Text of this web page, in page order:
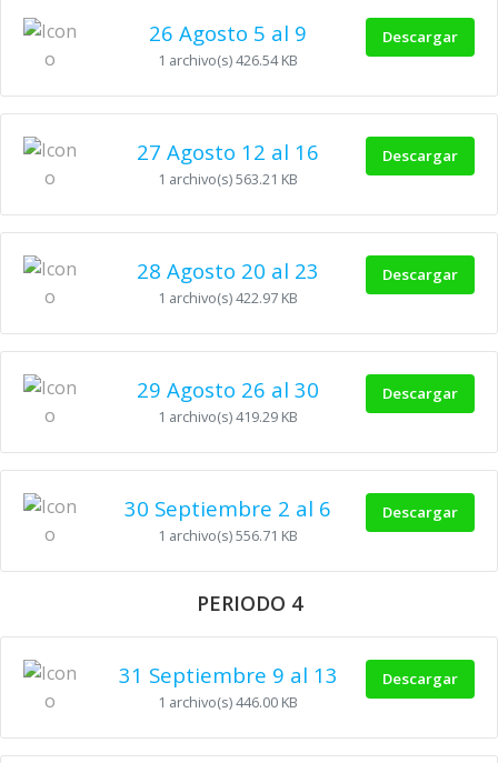
26 Agosto 5 al 9
1 archivo(s)426.54 KB
Descargar
27 Agosto 12 al 16
1 archivo(s)563.21 KB
Descargar
28 Agosto 20 al 23
1 archivo(s)422.97 KB
Descargar
29 Agosto 26 al 30
1 archivo(s)419.29 KB
Descargar
30 Septiembre 2 al 6
1 archivo(s)556.71 KB
Descargar
PERIODO 4
31 Septiembre 9 al 13
1 archivo(s)446.00 KB
Descargar